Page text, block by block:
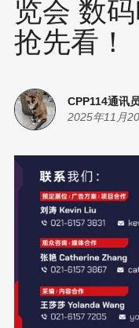
览会 数
抢先看！
CPP114通讯员
2025年11月